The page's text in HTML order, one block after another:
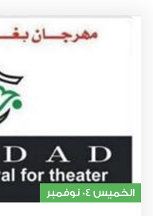
الخميس 04 نوفمبر